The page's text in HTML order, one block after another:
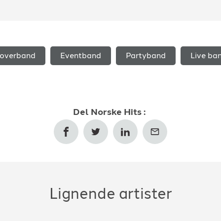
Eventband Partyband Live
Del Norske Hits:
Lignende artister